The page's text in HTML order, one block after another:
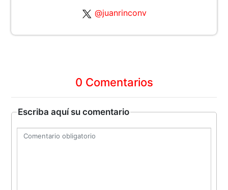
@juanrinconv
0 Comentarios
Escriba aquí su comentario